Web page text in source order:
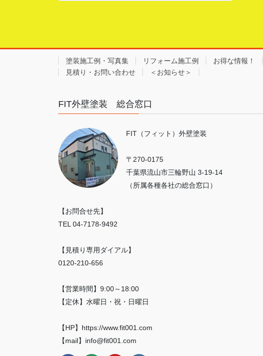
塗装施工例・写真集 リフォーム施工例 お得な情報！
見積り・お問い合わせ
＜お知らせ＞
FIT外壁塗装 総合窓口
FIT（フィット）外壁塗装
〒270-0175
千葉県流山市三輪野山 3-19-14
（所属各種各社の総合窓口）
【お問合せ先】
TEL 04-7178-9492
【見積り専用ダイアル】
0120-210-656
【営業時間】9:00～18:00
【定休】水曜日・祝・日曜日
【HP】https://www.fit001.com
【mail】info@fit001.com